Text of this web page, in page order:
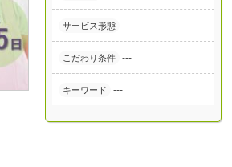
サービス形態 ---
こだわり条件 ---
キーワード ---